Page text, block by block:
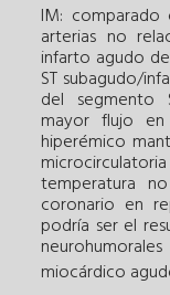
IM: comparado
arterias no
infarto agudo
ST subagudo/
del segmento
mayor flujo
hiperémico
temperatura
coronario en
podría ser el
miocárdico